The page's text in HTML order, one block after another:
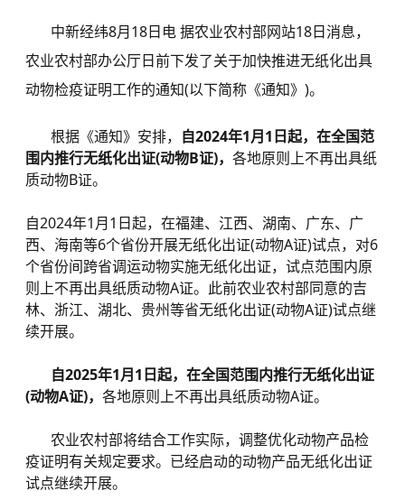
中新经纬8月18日电 据农业农村部网站18日消息，
农业农村部办公厅日前下发了关于加快推进无纸化出具
动物检疫证明工作的通知(以下简称《通知》)。
根据《通知》安排， 自2024年1月1日起，在全国范
围内推行无纸化出证(动物B证)，各地原则上不再出具纸
质动物B证。
自2024年1月1日起，在福建、江西、湖南、广东、广
西、海南等6个省份开展无纸化出证(动物A证)试点，对6
个省份间跨省调运动物实施无纸化出证，试点范围内原
则上不再出具纸质动物A证。此前农业农村部同意的吉
林、浙江、湖北、贵州等省无纸化出证(动物A证)试点继
续开展。
自2025年1月1日起，在全国范围内推行无纸化出证
(动物A证)，各地原则上不再出具纸质动物A证。
农业农村部将结合工作实际，调整优化动物产品检
疫证明有关规定要求。已经启动的动物产品无纸化出证
试点继续开展。